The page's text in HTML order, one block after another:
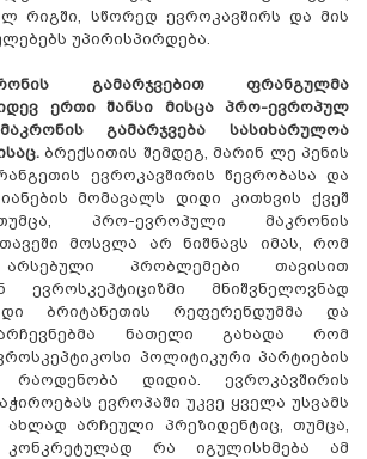
რიგში, სწორედ ევროკავშირს და მის
უპირისპირდება.
გამარჯვებით ფრანგულმა
ერთი შანსი მისცა პრო-ევროპულ
გამარჯვება სასიხარულოა
ბრექსითის შემდეგ, მარინ ლე პენის
ევროკავშირის წევრობასა და
მომავალს დიდი კითხვის ქვეშ
პრო-ევროპული მაკრონის
მოსვლა არ ნიშნავს იმას, რომ
არსებული პრობლემები თავისით
ევროსკეპტიციზმი მნიშვნელოვნად
ბრიტანეთის რეფერენდუმმა და
ნათელი გახადა რომ
პოლიტიკური პარტიების
რაოდენობა დიდია. ევროკავშირის
ევროპაში უკვე ყველა უსვამს
არჩეული პრეზიდენტიც, თუმცა,
კონკრეტულად რა იგულისხმება ამ